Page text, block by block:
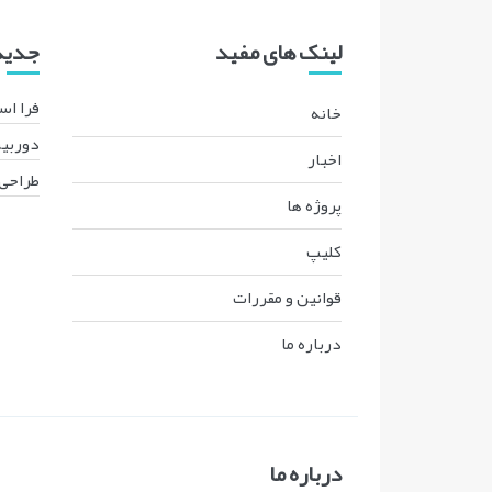
لینک های مفید
خانه
اخبار
پروژه ها
کليپ
قوانين و مقررات
درباره ما
فرا
درباره ما